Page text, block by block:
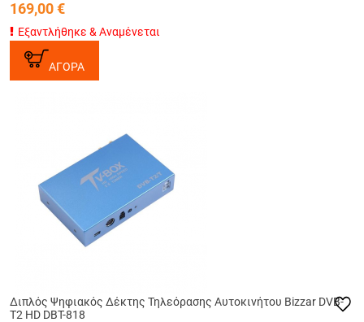
169,00€
Εξαντλήθηκε & Αναμένεται
ΑΓΟΡΑ
Διπλός Ψηφιακός Δέκτης Τηλεόρασης Αυτοκινήτου Bizzar DVB-
T2 HD DBT-818